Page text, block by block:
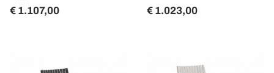
€ 1.107,00 € 1.023,00